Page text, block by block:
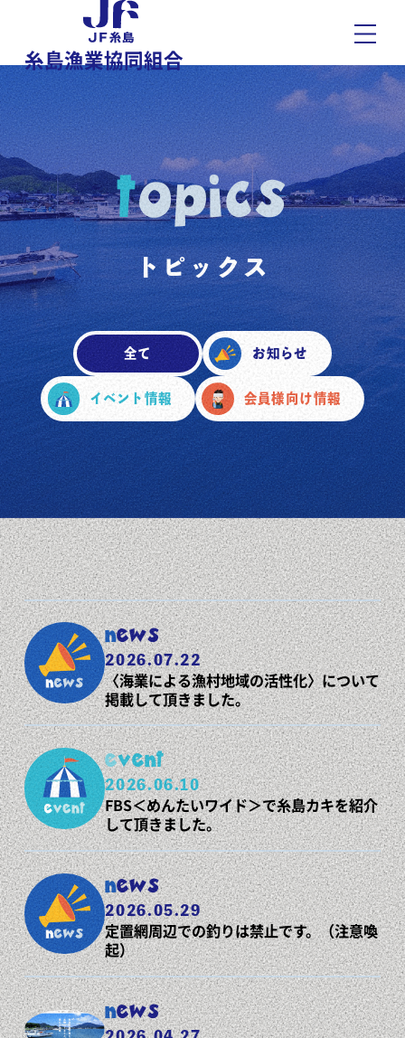
糸島漁業協同組合
topics
トピックス
全て お知らせ
イベント情報 会員様向け情報
news
2026.07.22
〈海業による漁村地域の活性化〉について
掲載して頂きました。
event
2026.06.10
FBS＜めんたいワイド＞で糸島カキを紹介
して頂きました。
news
2026.05.29
定置網周辺での釣りは禁止です。（注意喚
起）
news